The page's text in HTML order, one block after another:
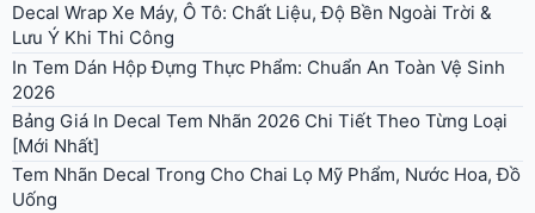
Decal Wrap Xe Máy, Ô Tô: Chất Liệu, Độ Bền Ngoài Trời &
Lưu Ý Khi Thi Công
In Tem Dán Hộp Đựng Thực Phẩm: Chuẩn An Toàn Vệ Sinh
2026
Bảng Giá In Decal Tem Nhãn 2026 Chi Tiết Theo Từng Loại
[Mới Nhất]
Tem Nhãn Decal Trong Cho Chai Lọ Mỹ Phẩm, Nước Hoa, Đồ
Uống